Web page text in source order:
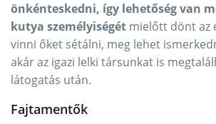
önkénteskedni, így lehetőség van
kutya személyiségét mielőtt dönt az
vinni őket sétálni, meg lehet
akár az igazi lelki társunkat is
látogatás után.
Fajtamentők